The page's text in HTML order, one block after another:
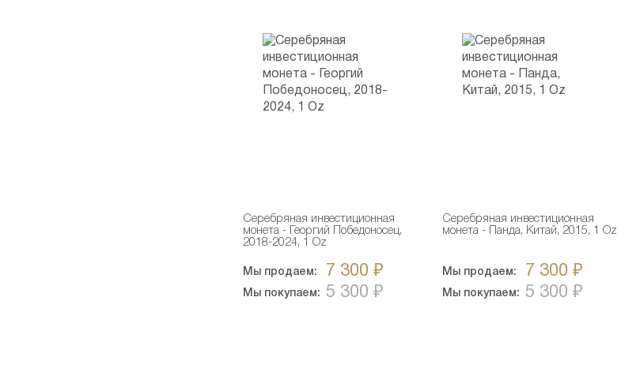
Серебряная инвестиционная
монета - Георгий Победоносец,
2018-2024, 1 Oz
Мы продаем: 7 300 ₽
Мы покупаем: 5 300 ₽
Серебряная инвестиционная
монета - Панда, Китай, 2015, 1 Oz
Мы продаем: 7 300 ₽
Мы покупаем: 5 300 ₽